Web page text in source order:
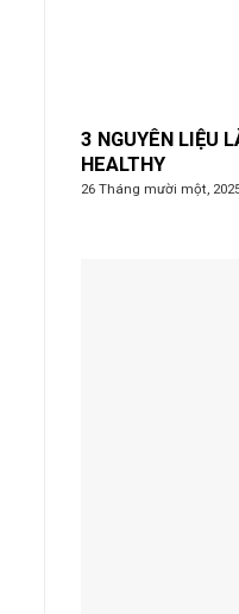
3 NGUYÊN LIỆU
HEALTHY
26 Tháng mười một,